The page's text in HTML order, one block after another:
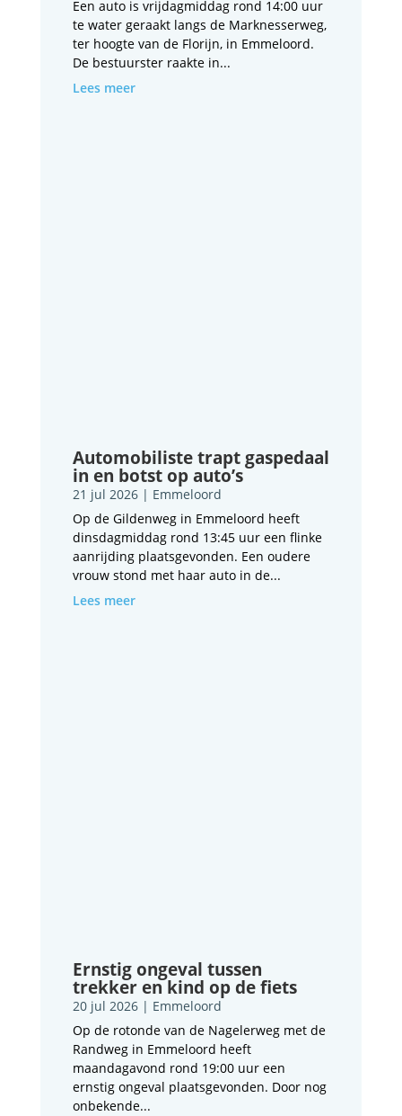
Een auto is vrijdagmiddag rond 14:00 uur
te water geraakt langs de Marknesserweg,
ter hoogte van de Florijn, in Emmeloord.
De bestuurster raakte in...
Lees meer
Automobiliste trapt gaspedaal
in en botst op auto’s
21 jul 2026| Emmeloord
Op de Gildenweg in Emmeloord heeft
dinsdagmiddag rond 13:45 uur een flinke
aanrijding plaatsgevonden. Een oudere
vrouw stond met haar auto in de...
Lees meer
Ernstig ongeval tussen
trekker en kind op de fiets
20 jul 2026| Emmeloord
Op de rotonde van de Nagelerweg met de
Randweg in Emmeloord heeft
maandagavond rond 19:00 uur een
ernstig ongeval plaatsgevonden. Door nog
onbekende...